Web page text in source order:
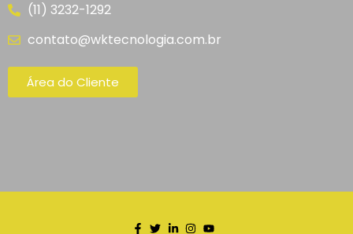
(11) 3232-1292
contato@wktecnologia.com.br
Área do Cliente